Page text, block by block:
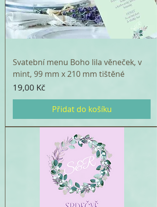
Svatební menu Boho lila věneček, v
mint, 99 mm x 210 mm tištěné
Cena
19,00 Kč
Přidat do košíku